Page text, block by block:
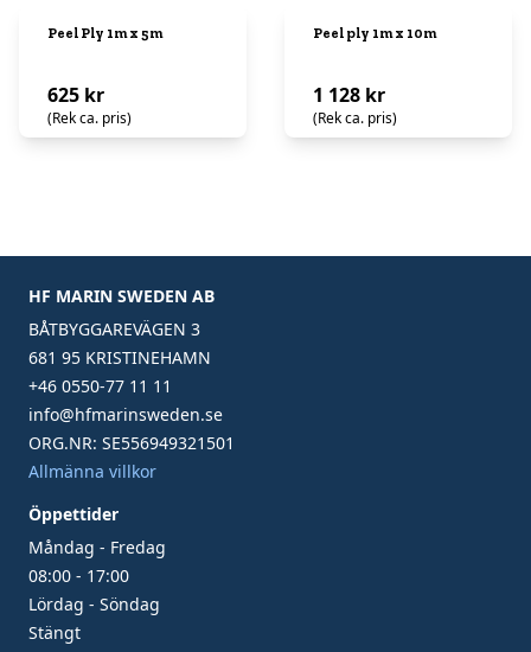
Peel Ply 1m x 5m
625 kr
(Rek ca. pris)
Peel ply 1m x 10m
1 128 kr
(Rek ca. pris)
HF MARIN SWEDEN AB
BÅTBYGGAREVÄGEN 3
681 95 KRISTINEHAMN
+46 0550-77 11 11
info@hfmarinsweden.se
ORG.NR: SE556949321501
Allmänna villkor
Öppettider
Måndag - Fredag
08:00 - 17:00
Lördag - Söndag
Stängt